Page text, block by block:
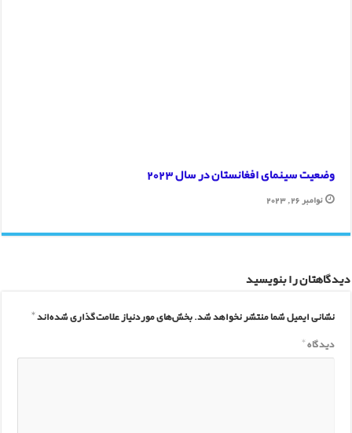
وضعیت سینمای افغانستان در سال 2023
نوامبر 26, 2023
دیدگاهتان را بنویسید
نشانی ایمیل شما منتشر نخواهد شد.بخش‌های موردنیاز علامت‌گذاری شده‌اند*
دیدگاه*